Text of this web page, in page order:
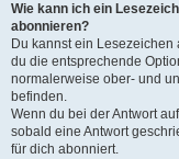
Wie kann ich ein
abonnieren?
Du kannst ein
du die entsprechende
normalerweise ober- und
befinden.
Wenn du bei der Antwort
sobald eine Antwort
für dich abonniert.